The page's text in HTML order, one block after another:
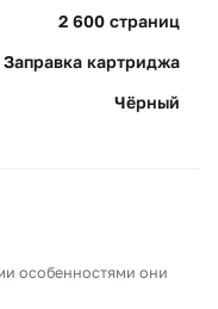
при 5%
накладных,
остатки
магнитный вал и
2 600 страниц
Заправка картриджа
Чёрный
особенностями они